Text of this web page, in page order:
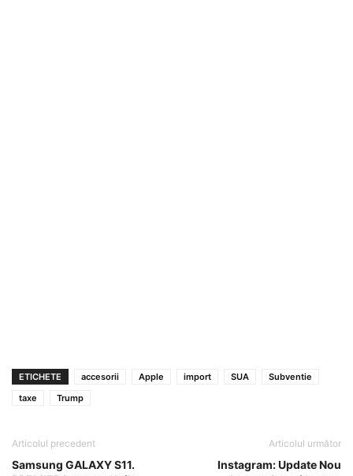
ETICHETE accesorii Apple import SUA
Subventie
taxe
Trump
Articolul precedent
Samsung GALAXY S11.
Articolul următor
Instagram: Update Nou